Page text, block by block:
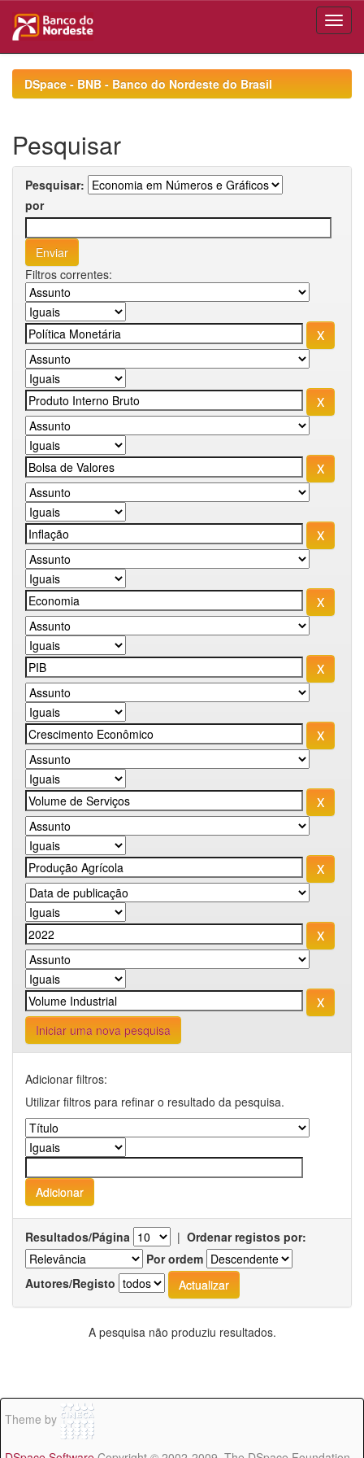
navigationDSpace - BNB - Banco do Nordeste do Brasil
Pesquisar
Pesquisar:
por
Filtros correntes:
Iniciar uma nova pesquisa
Adicionar filtros:
Utilizar filtros para refinar o resultado da pesquisa.
Resultados/Página | Ordenar registos por:
Por ordem
Autores/Registo
A pesquisa não produziu resultados.
Theme by